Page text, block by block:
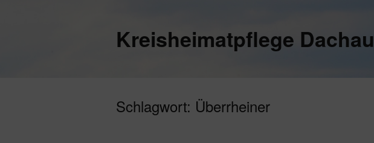
Kreisheimatpflege Dachau
Schlagwort: Überrheiner